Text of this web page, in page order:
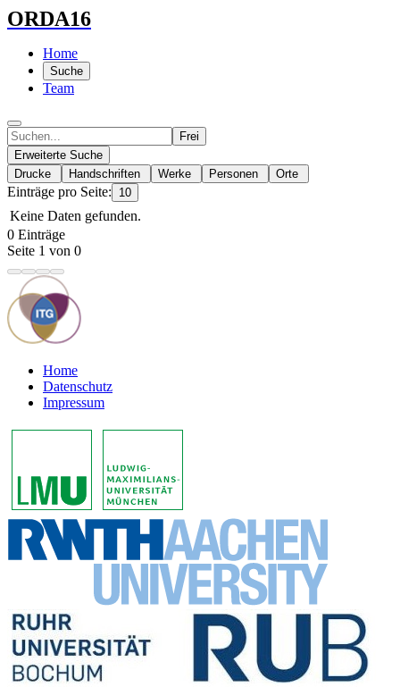
ORDA16
Home
Suche
Team
Frei
Erweiterte Suche
Drucke
Handschriften Werke Personen Orte
Einträge pro Seite: 10
Keine Daten gefunden.
0 Einträge
Seite 1 von 0
Home
Datenschutz
Impressum